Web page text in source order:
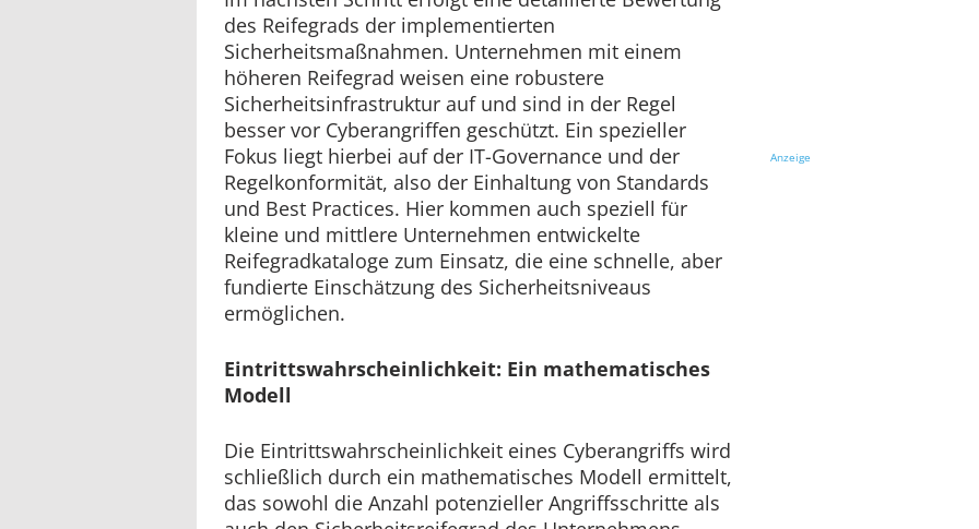
des Reifegrads der implementierten
Sicherheitsmaßnahmen. Unternehmen mit einem
höheren Reifegrad weisen eine robustere
Sicherheitsinfrastruktur auf und sind in der Regel
besser vor Cyberangriffen geschützt. Ein spezieller
Fokus liegt hierbei auf der IT-Governance und der
Regelkonformität, also der Einhaltung von Standards
und Best Practices. Hier kommen auch speziell für
kleine und mittlere Unternehmen entwickelte
Reifegradkataloge zum Einsatz, die eine schnelle, aber
fundierte Einschätzung des Sicherheitsniveaus
ermöglichen.
Eintrittswahrscheinlichkeit: Ein mathematisches
Modell
Die Eintrittswahrscheinlichkeit eines Cyberangriffs wird
schließlich durch ein mathematisches Modell ermittelt,
das sowohl die Anzahl potenzieller Angriffsschritte als
Anzeige